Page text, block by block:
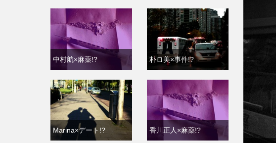
中村航×麻薬!? 朴ロ美×事件!?
Marina×デート!? 香川正人×麻薬!?